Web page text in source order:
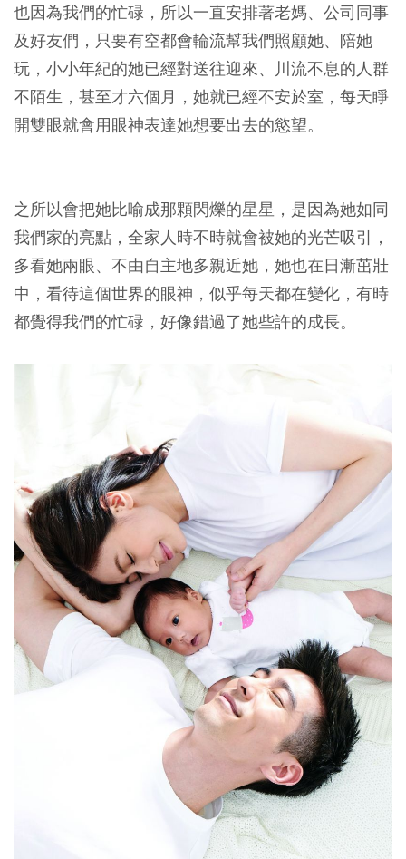
也因為我們的忙碌，所以一直安排著老媽、公司同事
及好友們，只要有空都會輪流幫我們照顧她、陪她
玩，小小年紀的她已經對送往迎來、川流不息的人群
不陌生，甚至才六個月，她就已經不安於室，每天睜
開雙眼就會用眼神表達她想要出去的慾望。
之所以會把她比喻成那顆閃爍的星星，是因為她如同
我們家的亮點，全家人時不時就會被她的光芒吸引，
多看她兩眼、不由自主地多親近她，她也在日漸茁壯
中，看待這個世界的眼神，似乎每天都在變化，有時
都覺得我們的忙碌，好像錯過了她些許的成長。